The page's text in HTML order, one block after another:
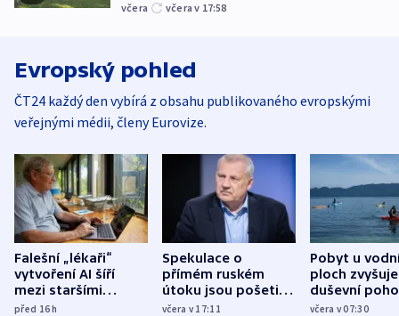
včera včera v 17:58
Evropský pohled
ČT24 každý den vybírá z obsahu publikovaného evropskými
veřejnými médii, členy Eurovize.
Falešní „lékaři“
vytvoření AI šíří
mezi staršími
Poláky nebezpečné
před 16h
Spekulace o
přímém ruském
útoku jsou pošetilé,
míní estonský
včera v 17:11
Pobyt u
ploch zvyšuje
duševní
ukázala
včera v 07:30